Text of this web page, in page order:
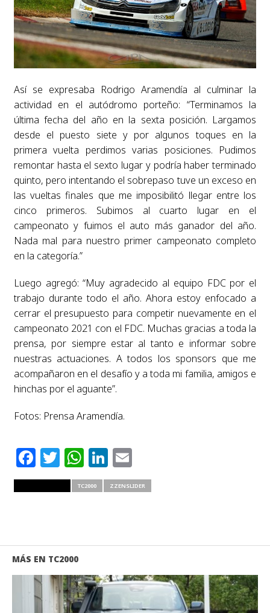
Así se expresaba Rodrigo Aramendía al culminar la
actividad en el autódromo porteño: “Terminamos la
última fecha del año en la sexta posición. Largamos
desde el puesto siete y por algunos toques en la
primera vuelta perdimos varias posiciones. Pudimos
remontar hasta el sexto lugar y podría haber terminado
quinto, pero intentando el sobrepaso tuve un exceso en
las vueltas finales que me imposibilitó llegar entre los
cinco primeros. Subimos al cuarto lugar en el
campeonato y fuimos el auto más ganador del año.
Nada mal para nuestro primer campeonato completo
en la categoría.”
Luego agregó: “Muy agradecido al equipo FDC por el
trabajo durante todo el año. Ahora estoy enfocado a
cerrar el presupuesto para competir nuevamente en el
campeonato 2021 con el FDC. Muchas gracias a toda la
prensa, por siempre estar al tanto e informar sobre
nuestras actuaciones. A todos los sponsors que me
acompañaron en el desafío y a toda mi familia, amigos e
hinchas por el aguante”.
Fotos: Prensa Aramendía.
Facebook
Twitter
WhatsApp
LinkedIn
Email
TC2000 ZZENSLIDER
MÁS EN TC2000